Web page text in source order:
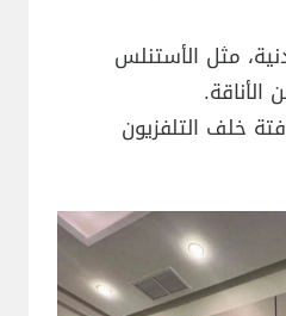
مثل الأستنلس
خلف التلفزيون